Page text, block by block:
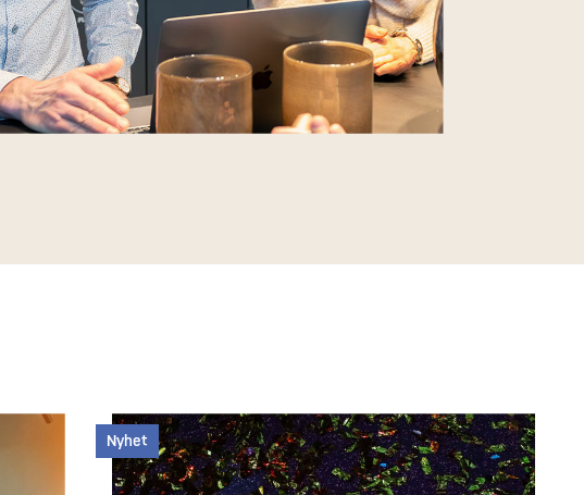
Nyhet